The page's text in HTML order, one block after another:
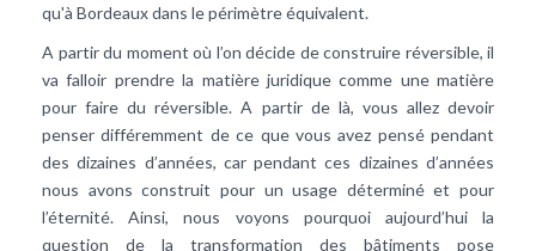
qu'à Bordeaux dans le périmètre équivalent.
A partir du moment où l’on décide de construire réversible, il
va falloir prendre la matière juridique comme une matière
pour faire du réversible. A partir de là, vous allez devoir
penser différemment de ce que vous avez pensé pendant
des dizaines d’années, car pendant ces dizaines d’années
nous avons construit pour un usage déterminé et pour
l’éternité. Ainsi, nous voyons pourquoi aujourd’hui la
question de la transformation des bâtiments pose